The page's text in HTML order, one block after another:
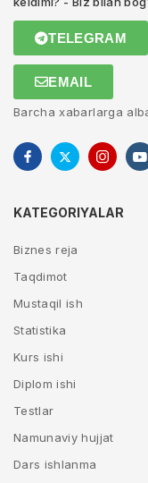
TELEGRAM
EMAIL
Barcha xabarlarga
KATEGORIYALAR
Biznes reja
Taqdimot
Mustaqil ish
Statistika
Kurs ishi
Diplom ishi
Testlar
Namunaviy hujjat
Dars ishlanma